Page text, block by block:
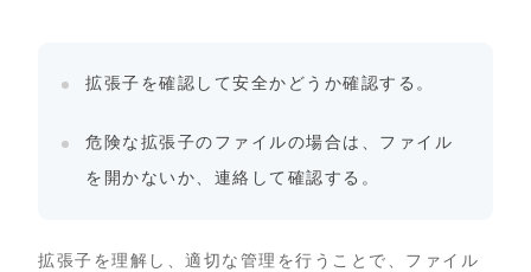
拡張子を確認して安全かどうか確認する。
危険な拡張子のファイルの場合は、ファイル
を開かないか、連絡して確認する。
拡張子を理解し、適切な管理を行うことで、ファイル